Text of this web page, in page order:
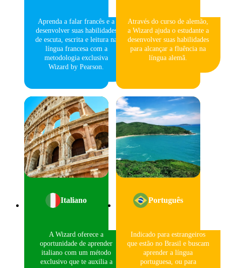
Aprenda a falar francês e a
desenvolver suas habilidades
de escuta, escrita e leitura na
língua francesa com a
metodologia exclusiva
Wizard by Pearson.
Através do curso de alemão,
a Wizard ajuda o estudante a
desenvolver suas habilidades
para alcançar a fluência na
língua alemã.
Italiano
A Wizard oferece a
oportunidade de aprender
italiano com um método
exclusivo que te auxilia a
Português
Indicado para estrangeiros
que estão no Brasil e buscam
aprender a língua
portuguesa, ou para